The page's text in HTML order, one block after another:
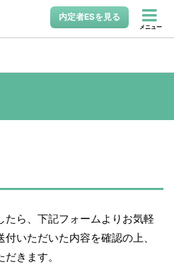
内定者ESを見る
メニュー
たら、下記フォームよりお気軽
いただいた内容を確認の上、
きます。